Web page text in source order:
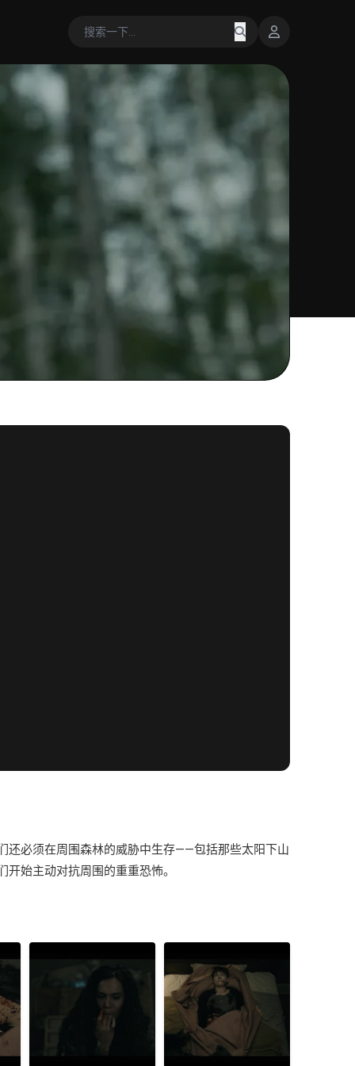
还必须在周围森林的威胁中生存——包括那些太阳下山
始主动对抗周围的重重恐怖。